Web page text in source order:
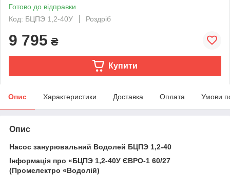
Готово до відправки
Код: БЦПЭ 1,2-40У
Роздріб
9 795 ₴
Купити
Опис Характеристики Доставка Оплата Умови
Опис
Насос занурювальний Водолей БЦПЭ 1,2-40
Інформація про «БЦПЭ 1,2-40У ЄВРО-1 60/27
(Промелектро «Водолій)